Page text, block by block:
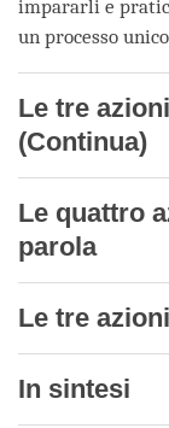
impararli e
un processo
Le tre
(Continua)
Le quattro
parola
Le tre
In sintesi